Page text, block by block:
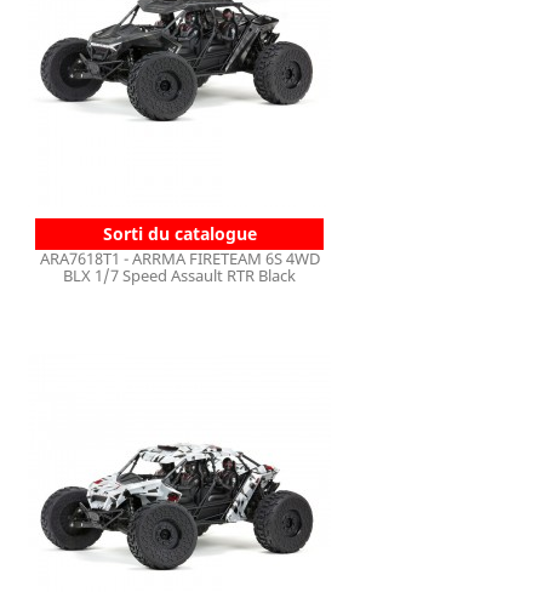
Sorti du catalogue
ARA7618T1 - ARRMA FIRETEAM 6S 4WD
BLX 1/7 Speed Assault RTR Black